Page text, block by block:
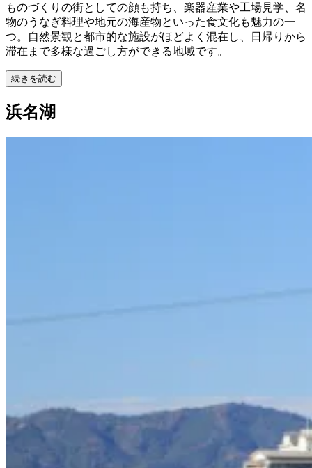
ものづくりの街としての顔も持ち、楽器産業や工場見学、名
物のうなぎ料理や地元の海産物といった食文化も魅力の一
つ。自然景観と都市的な施設がほどよく混在し、日帰りから
滞在まで多様な過ごし方ができる地域です。
続きを読む
浜名湖